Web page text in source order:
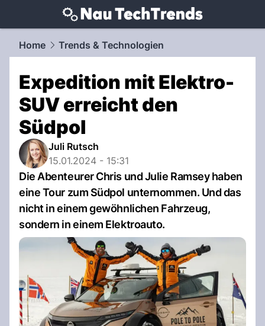
techtrends.NAU.ch
Home Trends & Technologien
Expedition mit Elektro-
SUV erreicht den
Südpol
Juli Rutsch
15.01.2024 - 15:31
Die Abenteurer Chris und Julie Ramsey haben
eine Tour zum Südpol unternommen. Und das
nicht in einem gewöhnlichen Fahrzeug,
sondern in einem Elektroauto.